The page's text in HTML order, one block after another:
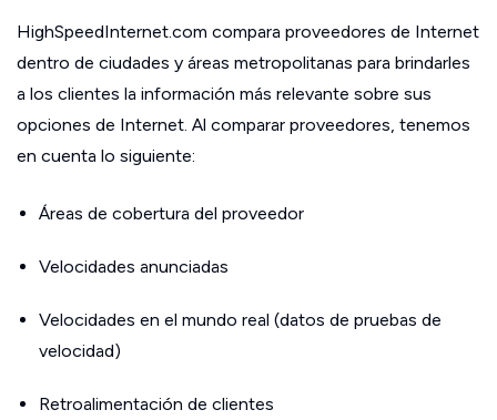
HighSpeedInternet.com compara proveedores de Internet
dentro de ciudades y áreas metropolitanas para brindarles
a los clientes la información más relevante sobre sus
opciones de Internet. Al comparar proveedores, tenemos
en cuenta lo siguiente:
Áreas de cobertura del proveedor
Velocidades anunciadas
Velocidades en el mundo real (datos de pruebas de
velocidad)
Retroalimentación de clientes